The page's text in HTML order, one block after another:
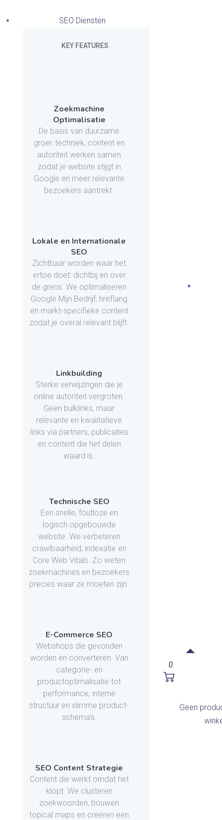
SEO Diensten
KEY FEATURES
Zoekmachine
Optimalisatie
De basis van duurzame
groei: techniek, content en
autoriteit werken samen
zodat je website stijgt in
Google en meer relevante
bezoekers aantrekt.
Lokale en Internationale
SEO
Zichtbaar worden waar het
ertoe doet: dichtbij en over
de grens. We optimaliseren
Google Mijn Bedrijf, hreflang
en markt-specifieke content
zodat je overal relevant blijft.
Linkbuilding
Sterke verwijzingen die je
online autoriteit vergroten.
Geen bulklinks, maar
relevante en kwalitatieve
links via partners, publicaties
en content die het delen
waard is.
Technische SEO
Een snelle, foutloze en
logisch opgebouwde
website. We verbeteren
crawlbaarheid, indexatie en
Core Web Vitals. Zo weten
zoekmachines en bezoekers
precies waar ze moeten zijn.
E-Commerce SEO
Webshops die gevonden
worden en converteren. Van
categorie- en
productoptimalisatie tot
performance, interne
structuur en slimme product-
schema’s.
SEO Content Strategie
Content die werkt omdat het
klopt. We clusteren
zoekwoorden, bouwen
topical maps en creëren een
0
Geen